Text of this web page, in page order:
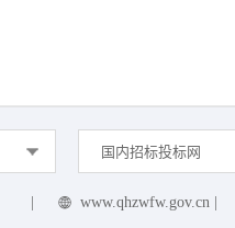
国内招标投标网
www.qhzwfw.gov.cn